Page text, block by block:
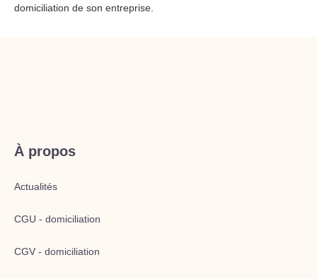
domiciliation de son entreprise.
À propos
Actualités
CGU - domiciliation
CGV - domiciliation